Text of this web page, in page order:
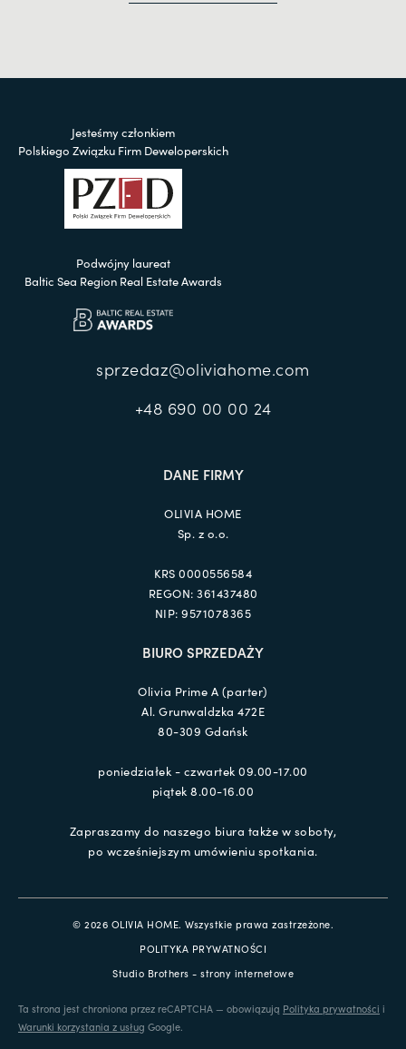
Jesteśmy członkiem
Polskiego Związku Firm Deweloperskich
Podwójny laureat
Baltic Sea Region Real Estate Awards
sprzedaz@oliviahome.com
+48 690 00 00 24
DANE FIRMY
OLIVIA HOME
Sp. z o.o.
KRS 0000556584
REGON: 361437480
NIP: 9571078365
BIURO SPRZEDAŻY
Olivia Prime A (parter)
Al. Grunwaldzka 472E
80-309 Gdańsk
poniedziałek - czwartek 09.00-17.00
piątek 8.00-16.00
Zapraszamy do naszego biura także w soboty,
po wcześniejszym umówieniu spotkania.
© 2026 OLIVIA HOME. Wszystkie prawa zastrzeżone.
POLITYKA PRYWATNOŚCI
Studio Brothers - strony internetowe
Ta strona jest chroniona przez reCAPTCHA — obowiązują Polityka prywatności i
Warunki korzystania z usług Google.